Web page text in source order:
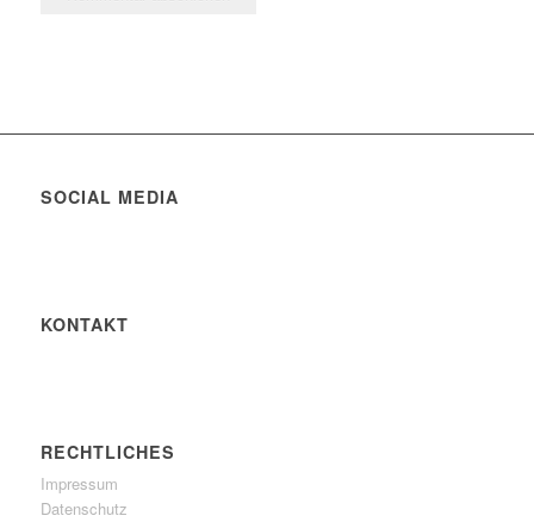
SOCIAL MEDIA
KONTAKT
RECHTLICHES
Impressum
Datenschutz